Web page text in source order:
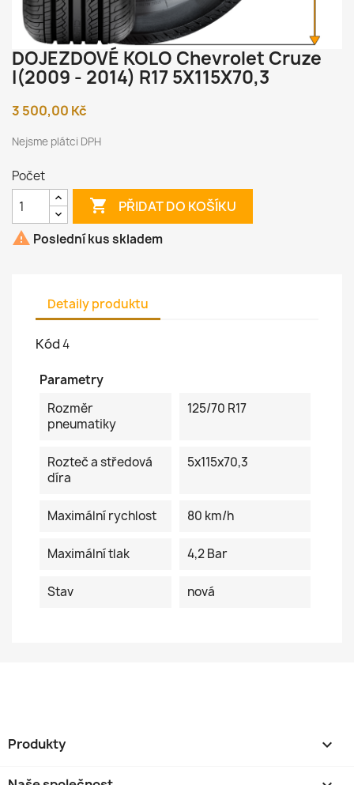
DOJEZDOVÉ KOLO Chevrolet Cruze
I(2009 - 2014) R17 5X115X70,3
3 500,00 Kč
Nejsme plátci DPH
Počet
 PŘIDAT DO KOŠÍKU
 Poslední kus skladem
Detaily produktu
Kód4
Parametry
Rozměr
pneumatiky
125/70 R17
Rozteč a středová
díra
5x115x70,3
Maximální rychlost 80 km/h
Maximální tlak 4,2 Bar
Stav nová
Produkty 